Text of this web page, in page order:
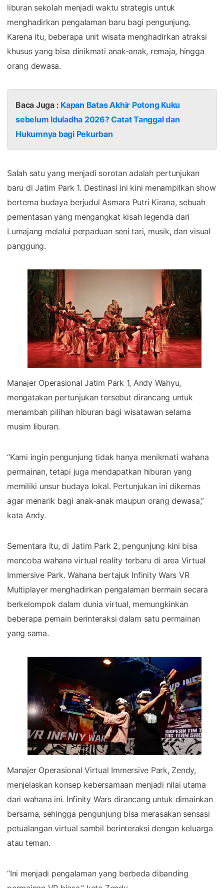
liburan sekolah menjadi waktu strategis untuk
menghadirkan pengalaman baru bagi pengunjung.
Karena itu, beberapa unit wisata menghadirkan atraksi
khusus yang bisa dinikmati anak-anak, remaja, hingga
orang dewasa.
Baca Juga : Kapan Batas Akhir Potong Kuku
sebelum Iduladha 2026? Catat Tanggal dan
Hukumnya bagi Pekurban
Salah satu yang menjadi sorotan adalah pertunjukan
baru di Jatim Park 1. Destinasi ini kini menampilkan show
bertema budaya berjudul Asmara Putri Kirana, sebuah
pementasan yang mengangkat kisah legenda dari
Lumajang melalui perpaduan seni tari, musik, dan visual
panggung.
Manajer Operasional Jatim Park 1, Andy Wahyu,
mengatakan pertunjukan tersebut dirancang untuk
menambah pilihan hiburan bagi wisatawan selama
musim liburan.
“Kami ingin pengunjung tidak hanya menikmati wahana
permainan, tetapi juga mendapatkan hiburan yang
memiliki unsur budaya lokal. Pertunjukan ini dikemas
agar menarik bagi anak-anak maupun orang dewasa,”
kata Andy.
Sementara itu, di Jatim Park 2, pengunjung kini bisa
mencoba wahana virtual reality terbaru di area Virtual
Immersive Park. Wahana bertajuk Infinity Wars VR
Multiplayer menghadirkan pengalaman bermain secara
berkelompok dalam dunia virtual, memungkinkan
beberapa pemain berinteraksi dalam satu permainan
yang sama.
Manajer Operasional Virtual Immersive Park, Zendy,
menjelaskan konsep kebersamaan menjadi nilai utama
dari wahana ini. Infinity Wars dirancang untuk dimainkan
bersama, sehingga pengunjung bisa merasakan sensasi
petualangan virtual sambil berinteraksi dengan keluarga
atau teman.
“Ini menjadi pengalaman yang berbeda dibanding